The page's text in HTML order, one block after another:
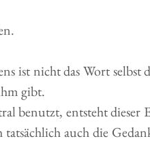
ist nicht das Wort selbst
gibt.
benutzt, entsteht dieser
auch die